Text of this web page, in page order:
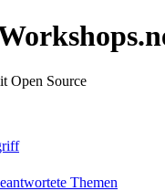
Open Source
Themen